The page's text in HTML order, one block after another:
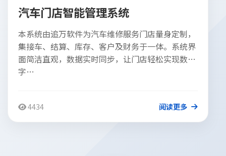
汽车门店智能管理系统
本系统由追万软件为汽车维修服务门店量身定制，
集接车、结算、库存、客户及财务于一体。系统界
面简洁直观，数据实时同步，让门店轻松实现数
字…
4434 阅读更多